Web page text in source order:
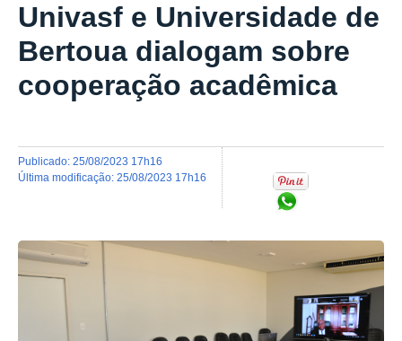
Univasf e Universidade de
Bertoua dialogam sobre
cooperação acadêmica
publicado: 25/08/2023 17h16
última modificação: 25/08/2023 17h16